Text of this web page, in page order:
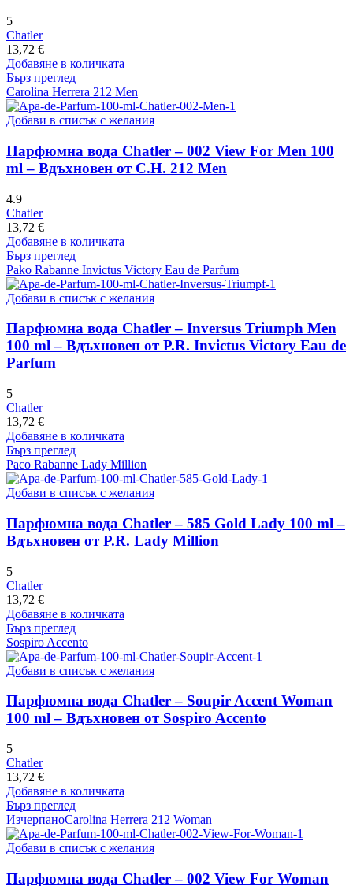
5
Chatler
13,72 €
Добавяне в количката
Бърз преглед
Carolina Herrera 212 Men
Добави в списък с желания
Парфюмна вода Chatler – 002 View For Men 100
ml – Вдъхновен от C.H. 212 Men
4.9
Chatler
13,72 €
Добавяне в количката
Бърз преглед
Pako Rabanne Invictus Victory Eau de Parfum
Добави в списък с желания
Парфюмна вода Chatler – Inversus Triumph Men
100 ml – Вдъхновен от P.R. Invictus Victory Eau de
Parfum
5
Chatler
13,72 €
Добавяне в количката
Бърз преглед
Paco Rabanne Lady Million
Добави в списък с желания
Парфюмна вода Chatler – 585 Gold Lady 100 ml –
Вдъхновен от P.R. Lady Million
5
Chatler
13,72 €
Добавяне в количката
Бърз преглед
Sospiro Accento
Добави в списък с желания
Парфюмна вода Chatler – Soupir Accent Woman
100 ml – Вдъхновен от Sospiro Accento
5
Chatler
13,72 €
Добавяне в количката
Бърз преглед
ИзчерпаноCarolina Herrera 212 Woman
Добави в списък с желания
Парфюмна вода Chatler – 002 View For Woman